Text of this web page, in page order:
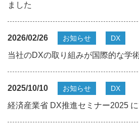
ました
2026/02/26 お知らせ DX
当社のDXの取り組みが国際的な学
2025/10/10 お知らせ DX
経済産業省 DX推進セミナー2025